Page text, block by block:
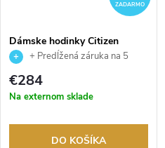
ZADARMO
Dámske hodinky Citizen
EM1143-81X
+ Predĺžená záruka na 5
rokov. Až 100 dní na vrátenie
tovaru. Autorizovaný predajca.
€284
Na externom sklade
DO KOŠÍKA